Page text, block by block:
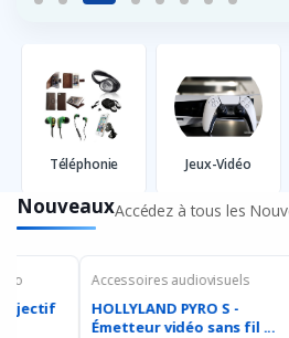
Téléphonie Jeux-Vidéo
NouveauxAccédez à tous les
Accessoires audiovisuels
HOLLYLAND PYRO H
Émetteur vidéo sans fil/